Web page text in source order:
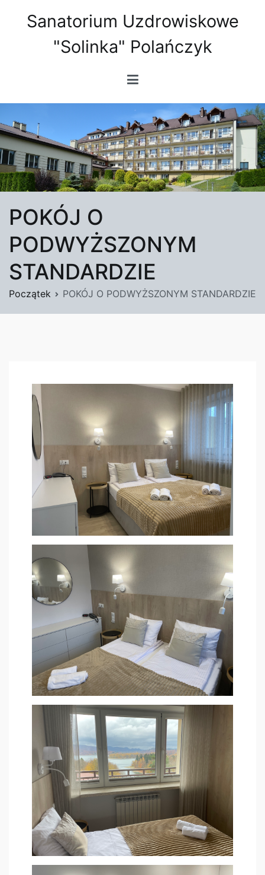
Sanatorium Uzdrowiskowe
"Solinka" Polańczyk
POKÓJ O
PODWYŻSZONYM
STANDARDZIE
Początek POKÓJ O PODWYŻSZONYM STANDARDZIE